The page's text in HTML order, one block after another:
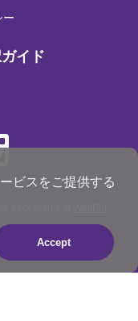
ビスをご提供する
Accept
ー
イド
trademarks of